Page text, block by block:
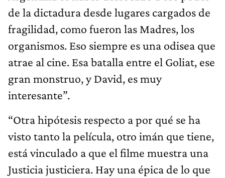
de la dictadura desde lugares cargados de
fragilidad, como fueron las Madres, los
organismos. Eso siempre es una odisea que
atrae al cine. Esa batalla entre el Goliat, ese
gran monstruo, y David, es muy
interesante”.
“Otra hipótesis respecto a por qué se ha
visto tanto la película, otro imán que tiene,
está vinculado a que el filme muestra una
Justicia justiciera. Hay una épica de lo que